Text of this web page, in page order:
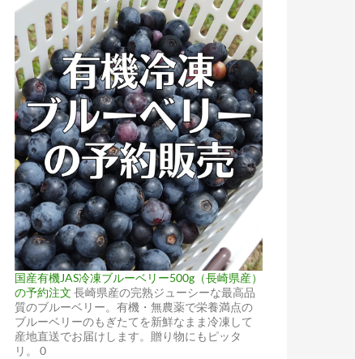
国産有機JAS冷凍ブルーベリー500g（長崎県産）
の予約注文 長崎県産の完熟ジューシーな最高品
質のブルーベリー。有機・無農薬で栄養満点の
ブルーベリーのもぎたてを新鮮なまま冷凍して
産地直送でお届けします。贈り物にもピッタ
リ。 0